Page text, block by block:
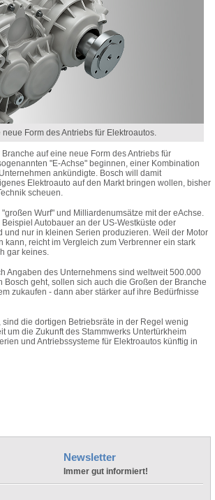
Form des Antriebs für Elektroautos.
auf eine neue Form des Antriebs für
"E-Achse" beginnen, einer Kombination
ankündigte. Bosch will damit
Elektroauto auf den Markt bringen wollen, bisher
scheuen.
Wurf" und Milliardenumsätze mit der eAchse.
Autobauer an der US-Westküste oder
nur in kleinen Serien produzieren. Weil der Motor
reicht im Vergleich zum Verbrenner ein stark
gar keines.
Angaben des Unternehmens sind weltweit 500.000
geht, sollen sich auch die Großen der Branche
zukaufen - dann aber stärker auf ihre Bedürfnisse
die dortigen Betriebsräte in der Regel wenig
um die Zukunft des Stammwerks Untertürkheim
und Antriebssysteme für Elektroautos künftig in
Newsletter
Immer gut informiert!